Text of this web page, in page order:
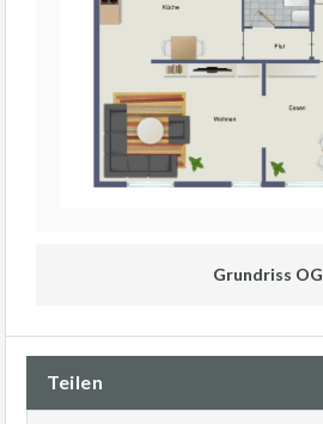
Grundriss OG
Teilen